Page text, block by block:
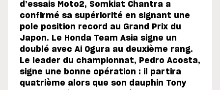
d’essais Moto2, Somkiat Chantra a
confirmé sa supériorité en signant une
pole position record au Grand Prix du
Japon. Le Honda Team Asia signe un
doublé avec Ai Ogura au deuxième rang.
Le leader du championnat, Pedro Acosta,
signe une bonne opération : il partira
quatrième alors que son dauphin Tony